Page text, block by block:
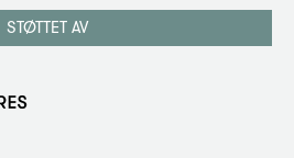
STØTTET AV